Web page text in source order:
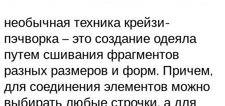
необычная техника крейзи-
пэчворка – это создание одеяла
путем сшивания фрагментов
разных размеров и форм. Причем,
для соединения элементов можно
выбирать любые строчки, а для